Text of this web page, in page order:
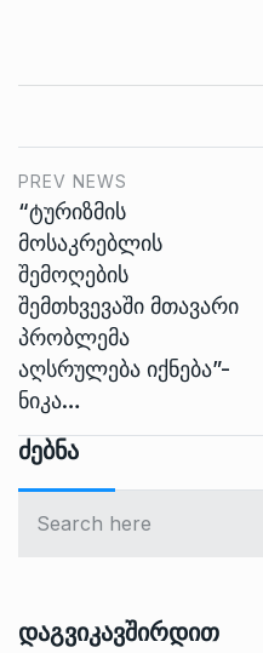
PREV NEWS
“ტურიზმის
მოსაკრებლის
შემოღების
შემთხვევაში მთავარი
პრობლემა
აღსრულება იქნება”-
ნიკა…
Ძებნა
Დაგვიკავშირდით